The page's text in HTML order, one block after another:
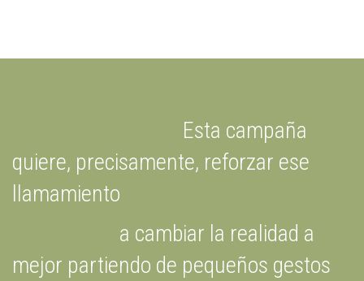
Esta campaña
quiere, precisamente, reforzar ese
llamamiento
a cambiar la realidad a
mejor partiendo de pequeños gestos